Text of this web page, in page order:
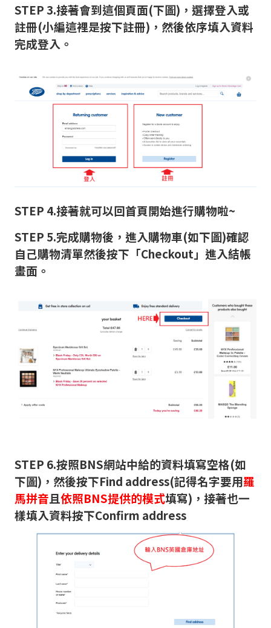
STEP 3.接著會到這個頁面(下圖)，選擇登入或
註冊(小編這裡是按下註冊)，然後依序填入資料
完成登入。
STEP 4.接著就可以回首頁開始進行購物啦~
STEP 5.完成購物後，進入購物車(如下圖)確認
自己購物清單然後按下「Checkout」進入結帳
畫面。
STEP 6.按照BNS網站中給的資料填寫空格(如
下圖)，然後按下Find address(記得名字要用羅
馬拼音且依照BNS提供的模式填寫)，接著也一
樣填入資料按下Confirm address